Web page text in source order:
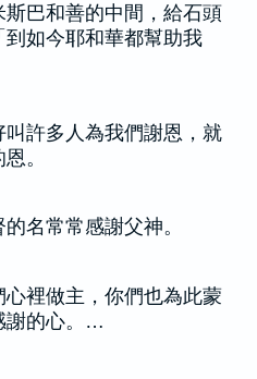
巴和善的中間，給石頭
如今耶和華都幫助我
許多人為我們謝恩，就
。
名常常感謝父神。
裡做主，你們也為此蒙
謝的心。…